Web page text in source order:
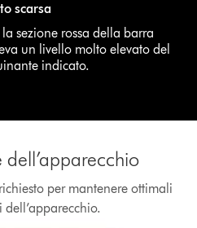
scarsa
sezione rossa della barra
un livello molto elevato del
indicato.
per mantenere ottimali
dell’apparecchio.